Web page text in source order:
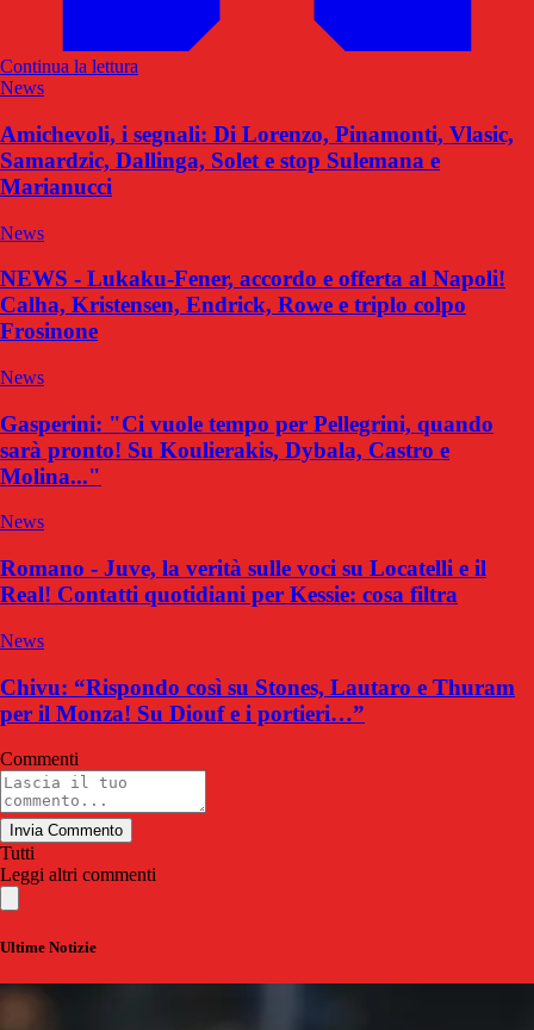
Continua la lettura
News
Amichevoli, i segnali: Di Lorenzo, Pinamonti, Vlasic,
Samardzic, Dallinga, Solet e stop Sulemana e
Marianucci
News
NEWS - Lukaku-Fener, accordo e offerta al Napoli!
Calha, Kristensen, Endrick, Rowe e triplo colpo
Frosinone
News
Gasperini: "Ci vuole tempo per Pellegrini, quando
sarà pronto! Su Koulierakis, Dybala, Castro e
Molina..."
News
Romano - Juve, la verità sulle voci su Locatelli e il
Real! Contatti quotidiani per Kessie: cosa filtra
News
Chivu: “Rispondo così su Stones, Lautaro e Thuram
per il Monza! Su Diouf e i portieri…”
Commenti
Invia Commento
Tutti
Leggi altri commenti
Ultime Notizie